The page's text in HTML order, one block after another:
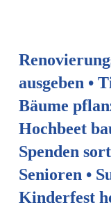
ausgeben •
Bäume
Hochbeet
Spenden
Senioren •
Kinderfest